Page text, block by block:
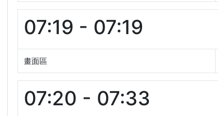
07:19 - 07:19
畫面區
07:20 - 07:33